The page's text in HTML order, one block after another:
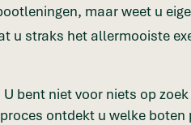
maar weet u
u straks het allermooiste
bent niet voor niets op
ontdekt u welke